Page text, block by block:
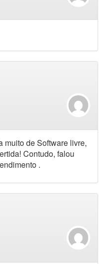
muito de Software livre,
Contudo, falou
.